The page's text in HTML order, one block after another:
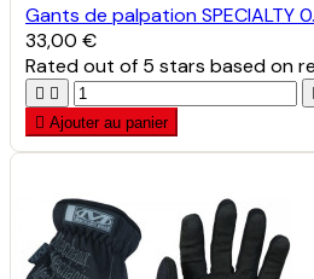
Gants de palpation SPECIALTY
33,00 €
Ratedout of 5 stars based on
 
 Ajouter au panier